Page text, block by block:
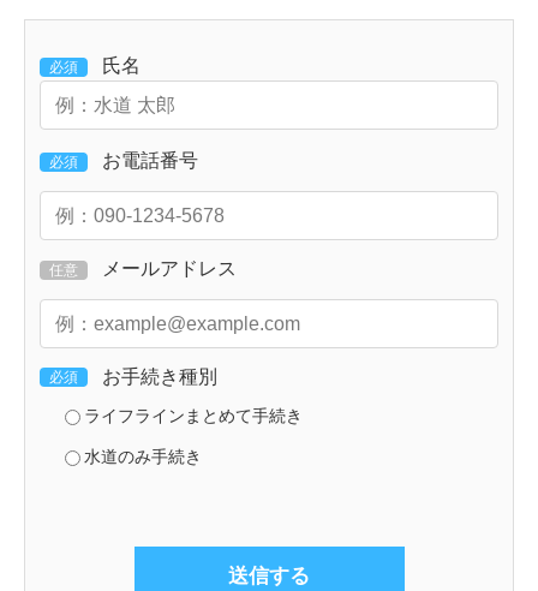
必須 氏名
必須 お電話番号
任意 メールアドレス
必須 お手続き種別
ライフラインまとめて手続き
水道のみ手続き